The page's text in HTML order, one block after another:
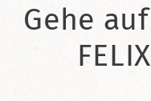
Gehe